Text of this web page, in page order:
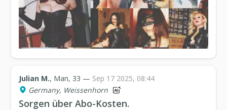
Julian M., Man, 33 — Sep 17 2025, 08:44
Germany, Weissenhorn
Sorgen über Abo-Kosten.